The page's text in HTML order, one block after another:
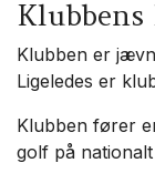
Klubben er
Ligeledes er
Klubben fører
golf på